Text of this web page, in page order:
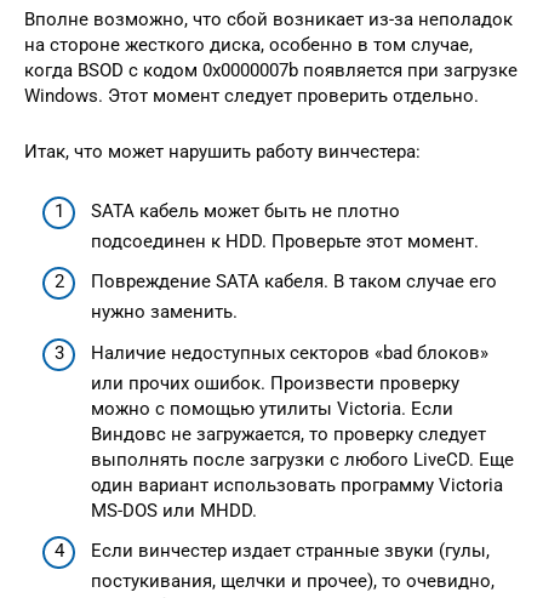
Вполне возможно, что сбой возникает из-за неполадок
на стороне жесткого диска, особенно в том случае,
когда BSOD с кодом 0x0000007b появляется при загрузке
Windows. Этот момент следует проверить отдельно.
Итак, что может нарушить работу винчестера:
SATA кабель может быть не плотно
подсоединен к HDD. Проверьте этот момент.
Повреждение SATA кабеля. В таком случае его
нужно заменить.
Наличие недоступных секторов «bad блоков»
или прочих ошибок. Произвести проверку
можно с помощью утилиты Victoria. Если
Виндовс не загружается, то проверку следует
выполнять после загрузки с любого LiveCD. Еще
один вариант использовать программу Victoria
MS-DOS или MHDD.
Если винчестер издает странные звуки (гулы,
постукивания, щелчки и прочее), то очевидно,